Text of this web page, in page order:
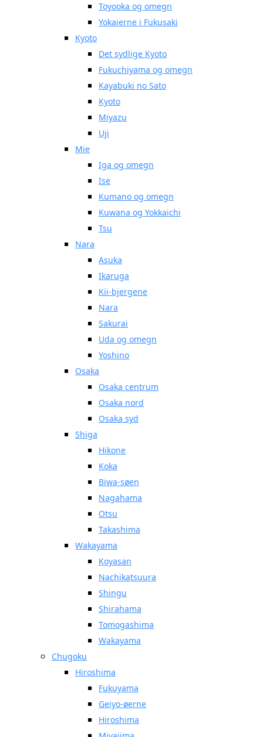
Toyooka og omegn
Yokaierne i Fukusaki
Kyoto
Det sydlige Kyoto
Fukuchiyama og omegn
Kayabuki no Sato
Kyoto
Miyazu
Uji
Mie
Iga og omegn
Ise
Kumano og omegn
Kuwana og Yokkaichi
Tsu
Nara
Asuka
Ikaruga
Kii-bjergene
Nara
Sakurai
Uda og omegn
Yoshino
Osaka
Osaka centrum
Osaka nord
Osaka syd
Shiga
Hikone
Koka
Biwa-søen
Nagahama
Otsu
Takashima
Wakayama
Koyasan
Nachikatsuura
Shingu
Shirahama
Tomogashima
Wakayama
Chugoku
Hiroshima
Fukuyama
Geiyo-øerne
Hiroshima